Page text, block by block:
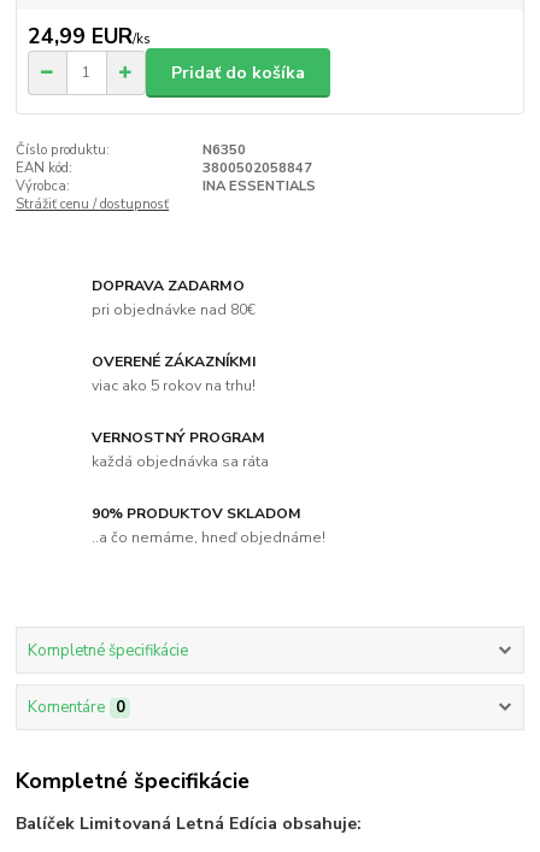
24,99 EUR/ks
Pridať do košíka
Číslo produktu:
N6350
EAN kód:
3800502058847
Výrobca:
INA ESSENTIALS
Strážiť cenu / dostupnosť
DOPRAVA ZADARMO
pri objednávke nad 80€
OVERENÉ ZÁKAZNÍKMI
viac ako 5 rokov na trhu!
VERNOSTNÝ PROGRAM
každá objednávka sa ráta
90% PRODUKTOV SKLADOM
..a čo nemáme, hneď objednáme!
Kompletné špecifikácie
Komentáre 0
Kompletné špecifikácie
Balíček Limitovaná Letná Edícia obsahuje: